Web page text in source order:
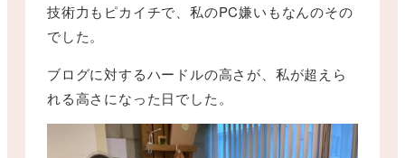
技術力もピカイチで、私のPC嫌いもなんのその
でした。
ブログに対するハードルの高さが、私が超えら
れる高さになった日でした。